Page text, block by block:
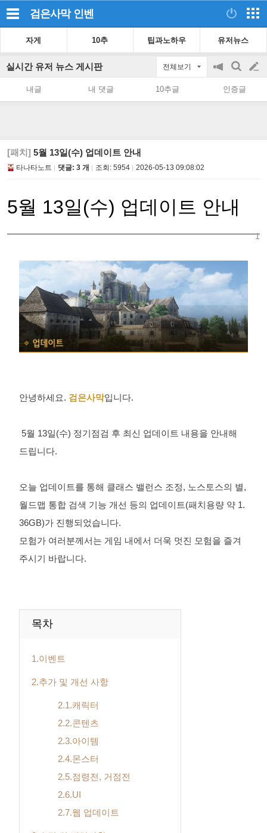
검은사막 인벤
자게 10추 팁과노하우 유저뉴스
실시간 유저 뉴스 게시판 전체보기
공
on/off
검
색
글
쓰
내글 내 댓글 10추글 인증글
[패치] 5월 13일(수) 업데이트 안내
타나타노트 댓글: 3 개 조회: 5954 2026-05-13 09:08:02
5월 13일(수) 업데이트 안내
1
하
안녕하세요. 검은사막입니다.
5월 13일(수) 정기점검 후 최신 업데이트 내용을 안내해
드립니다.
오늘 업데이트를 통해 클래스 밸런스 조정, 노스토스의 별,
월드맵 통합 검색 기능 개선 등의 업데이트(패치용량 약 1.
36GB)가 진행되었습니다.
모험가 여러분께서는 게임 내에서 더욱 멋진 모험을 즐겨
주시기 바랍니다.
목차
1.이벤트
2.추가 및 개선 사항
2.1.캐릭터
2.2.콘텐츠
2.3.아이템
2.4.몬스터
2.5.점령전, 거점전
2.6.UI
2.7.웹 업데이트